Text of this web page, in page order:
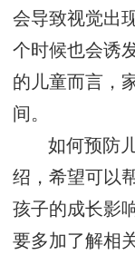
会导致视觉出
个时候也会诱
的儿童而言，
间。
如何预防
绍，希望可以
孩子的成长影
要多加了解相